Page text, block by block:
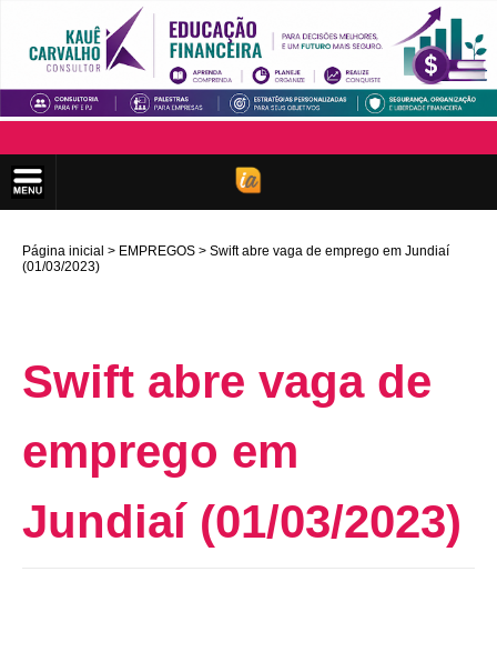
Página inicial EMPREGOS
Swift abre vaga de emprego em Jundiaí
(01/03/2023)
Swift abre vaga de
emprego em
Jundiaí (01/03/2023)